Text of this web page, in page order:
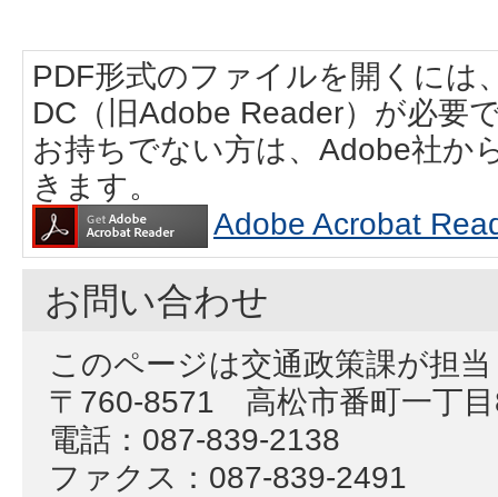
PDF形式のファイルを開くには
DC（旧Adobe Reader）が必要
お持ちでない方は、Adobe社か
きます。
Adobe Acrobat
お問い合わせ
このページは交通政策課が担
〒760‐8571 高松市番町一丁
電話：087‐839‐2138
ファクス：087‐839‐2491